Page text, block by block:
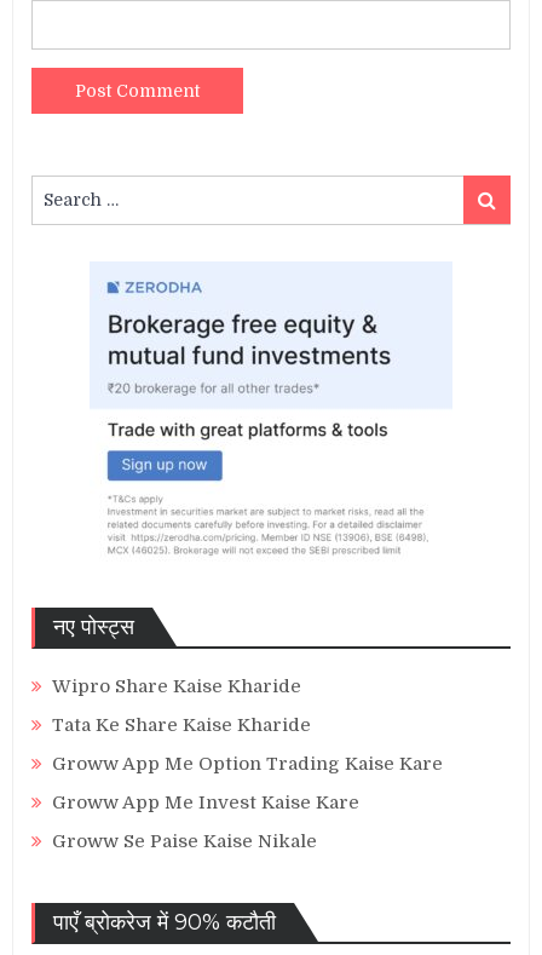
Search
for:
Search
नए पोस्ट्स
Wipro Share Kaise Kharide
Tata Ke Share Kaise Kharide
Groww App Me Option Trading Kaise Kare
Groww App Me Invest Kaise Kare
Groww Se Paise Kaise Nikale
पाएँ ब्रोकरेज में 90% कटौती